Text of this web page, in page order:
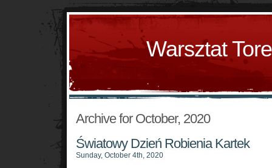
Warsztat
Archive for October, 2020
Światowy Dzień Robienia Kartek
Sunday, October 4th, 2020